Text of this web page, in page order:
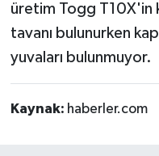
üretim Togg T10X'in
tavanı bulunurken
yuvaları bulunmuyor.
Kaynak: haberler.com